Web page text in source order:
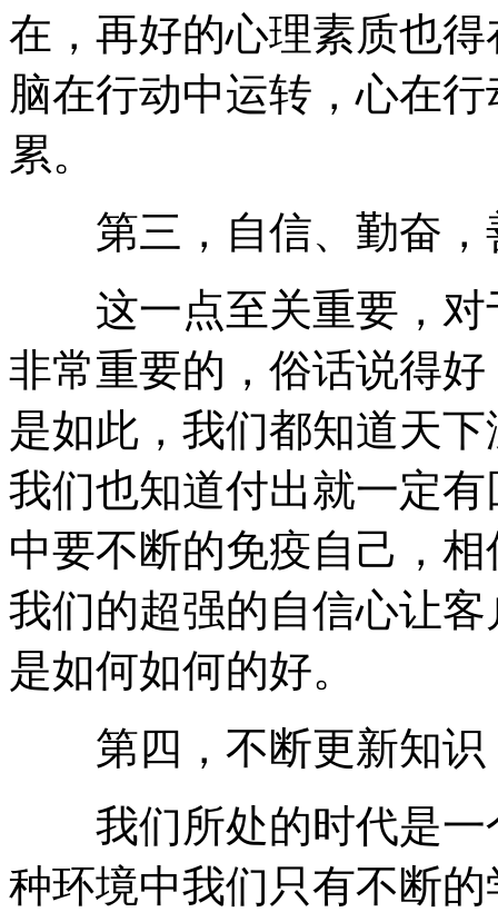
在，再好的心理素质也
脑在行动中运转，心在
累。
第三，自信、勤奋，
这一点至关重要，对
非常重要的，俗话说得
是如此，我们都知道天
我们也知道付出就一定
中要不断的免疫自己，
我们的超强的自信心让
是如何如何的好。
第四，不断更新知识
我们所处的时代是一
种环境中我们只有不断